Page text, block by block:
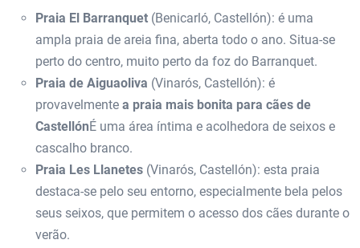
Praia El Barranquet (Benicarló, Castellón): é uma
ampla praia de areia fina, aberta todo o ano. Situa-se
perto do centro, muito perto da foz do Barranquet.
Praia de Aiguaoliva (Vinarós, Castellón): é
provavelmente a praia mais bonita para cães de
CastellónÉ uma área íntima e acolhedora de seixos e
cascalho branco.
Praia Les Llanetes (Vinarós, Castellón): esta praia
destaca-se pelo seu entorno, especialmente bela pelos
seus seixos, que permitem o acesso dos cães durante o
verão.